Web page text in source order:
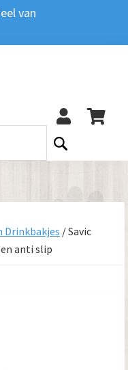
van
Drinkbakjes /Savic
anti slip